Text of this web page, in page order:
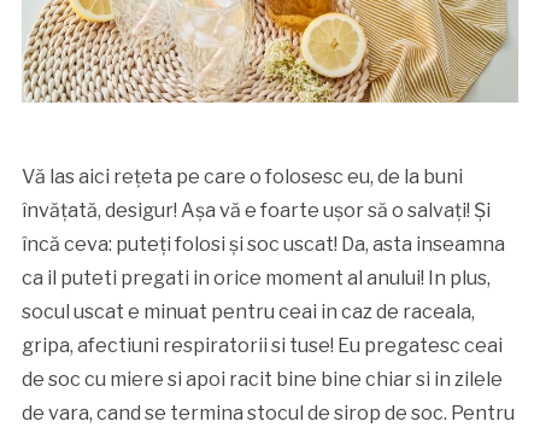
Vă las aici rețeta pe care o folosesc eu, de la buni
învățată, desigur! Așa vă e foarte ușor să o salvați! Și
încă ceva: puteți folosi și soc uscat! Da, asta inseamna
ca il puteti pregati in orice moment al anului! In plus,
socul uscat e minuat pentru ceai in caz de raceala,
gripa, afectiuni respiratorii si tuse! Eu pregatesc ceai
de soc cu miere si apoi racit bine bine chiar si in zilele
de vara, cand se termina stocul de sirop de soc. Pentru